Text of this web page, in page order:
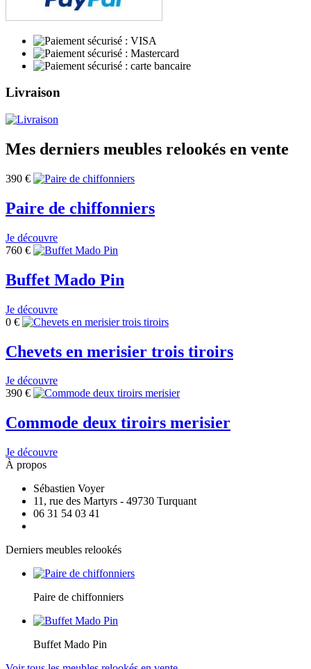
Livraison
Mes derniers meubles relookés en vente
390 €
Paire de chiffonniers
Je découvre
760 €
Buffet Mado Pin
Je découvre
0 €
Chevets en merisier trois tiroirs
Je découvre
390 €
Commode deux tiroirs merisier
Je découvre
À propos
Sébastien Voyer
11, rue des Martyrs - 49730 Turquant
06 31 54 03 41
Derniers meubles relookés
Paire de chiffonniers
Buffet Mado Pin